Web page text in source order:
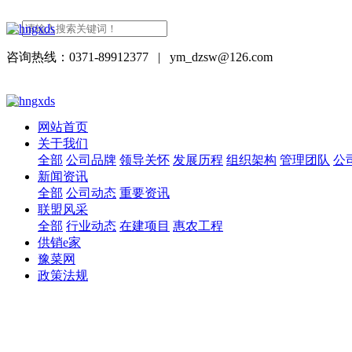
咨询热线：0371-89912377 | ym_dzsw@126.com
网站首页
关于我们
全部 公司品牌 领导关怀 发展历程 组织架构 管理团队 公
新闻资讯
全部 公司动态 重要资讯
联盟风采
全部 行业动态 在建项目 惠农工程
供销e家
豫菜网
政策法规